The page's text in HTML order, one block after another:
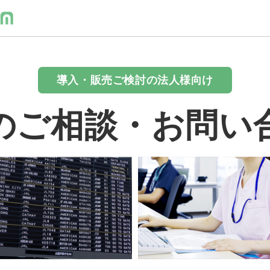
導入・販売ご検討の法人様向け
ご相談・お問い